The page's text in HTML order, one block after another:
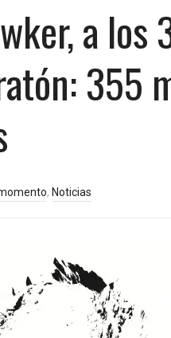
a
355
, Noticias